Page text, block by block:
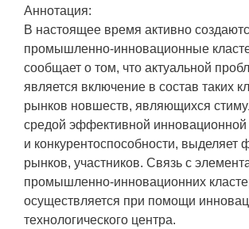
Аннотация:
В настоящее время активно
промышленно-инновационные
сообщает о том, что актуальной
является включение в состав таких
рынков новшеств, являющихся
средой эффективной инновационной
и конкурентоспособности, выделяет
рынков, участников. Связь с
промышленно-инновационних
осуществляется при помощи
технологического центра.